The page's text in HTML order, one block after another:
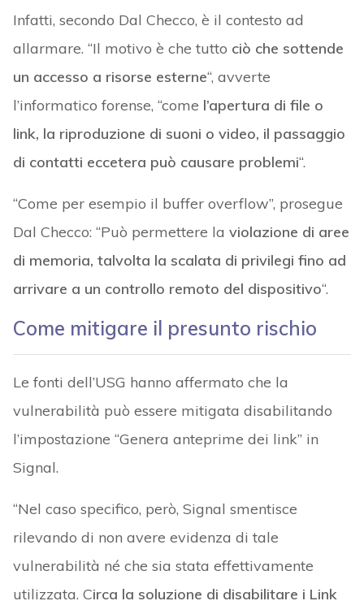
Infatti, secondo Dal Checco, è il contesto ad
allarmare. “Il motivo è che tutto ciò che sottende
un accesso a risorse esterne“, avverte
l’informatico forense, “come l’apertura di file o
link, la riproduzione di suoni o video, il passaggio
di contatti eccetera può causare problemi“.
“Come per esempio il buffer overflow”, prosegue
Dal Checco: “Può permettere la violazione di aree
di memoria, talvolta la scalata di privilegi fino ad
arrivare a un controllo remoto del dispositivo“.
Come mitigare il presunto rischio
Le fonti dell’USG hanno affermato che la
vulnerabilità può essere mitigata disabilitando
l’impostazione “Genera anteprime dei link” in
Signal.
“Nel caso specifico, però, Signal smentisce
rilevando di non avere evidenza di tale
vulnerabilità né che sia stata effettivamente
utilizzata. Circa la soluzione di disabilitare i Link